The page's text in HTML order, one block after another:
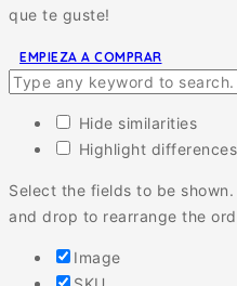
que te guste!
EMPIEZA A COMPRAR
Hide similarities
Highlight differences
Select the fields to be
and drop to rearrange the
Image